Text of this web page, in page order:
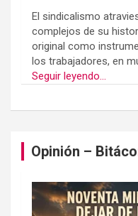
El sindicalismo
complejos de su
original como
los trabajadores, en
Seguir leyendo...
Opinión –